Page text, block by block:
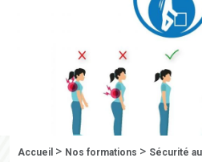
Fil d'Ariane :
Accueil > Nos formations > Sécurité